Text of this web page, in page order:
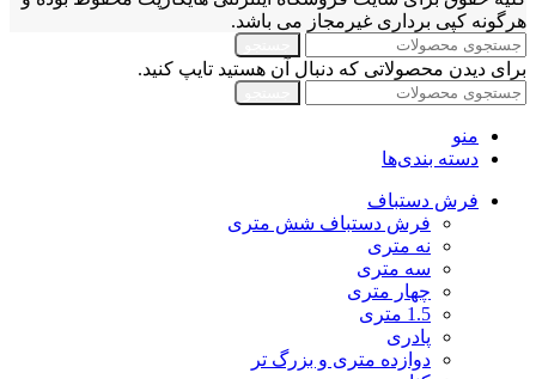
هرگونه کپی برداری غیرمجاز می باشد.
برای دیدن محصولاتی که دنبال آن هستید تایپ کنید.
منو
دسته بندی‌ها
فرش دستباف
فرش دستباف شش متری
نه متری
سه متری
چهار متری
1.5 متری
پادری
دوازده متری و بزرگ تر